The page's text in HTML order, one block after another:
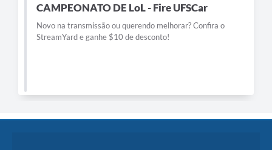
CAMPEONATO DE LoL - Fire UFSCar
Novo na transmissão ou querendo melhorar? Confira o
StreamYard e ganhe $10 de desconto!